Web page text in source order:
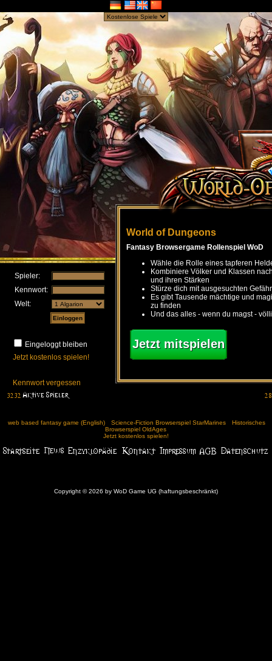
Spieler:
Kennwort:
Welt:
Eingeloggt bleiben
Jetzt kostenlos spielen!
Kennwort vergessen
World of Dungeons
Fantasy Browsergame Rollenspiel WoD
Wähle die Rolle eines tapferen
Kombiniere Völker und Klassen
und ihren Stärken
Stürze dich mit ausgesuchten
Es gibt Tausende mächtige und
zu finden
Und das alles - wenn du magst -
Jetzt mitspielen
web based fantasy game (English) Science-Fiction Browserspiel StarMarines
Historisches
Browserspiel OldAges
Jetzt kostenlos spielen!
Copyright © 2026 by WoD Game UG (haftungsbeschränkt)